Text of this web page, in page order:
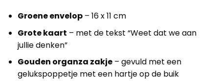
Groene envelop– 16 x 11 cm
Grote kaart – met de tekst “Weet dat we aan
jullie denken”
Gouden organza zakje– gevuld met een
gelukspoppetje met een hartje op de buik